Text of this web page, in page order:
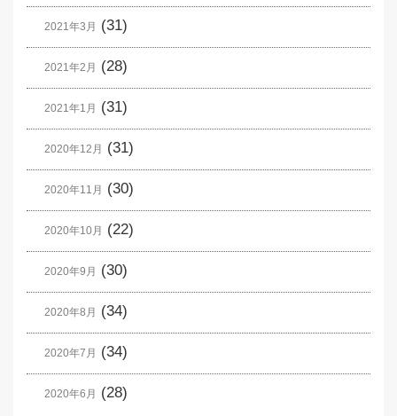
2021年3月 (31)
2021年2月 (28)
2021年1月 (31)
2020年12月 (31)
2020年11月 (30)
2020年10月 (22)
2020年9月 (30)
2020年8月 (34)
2020年7月 (34)
2020年6月 (28)